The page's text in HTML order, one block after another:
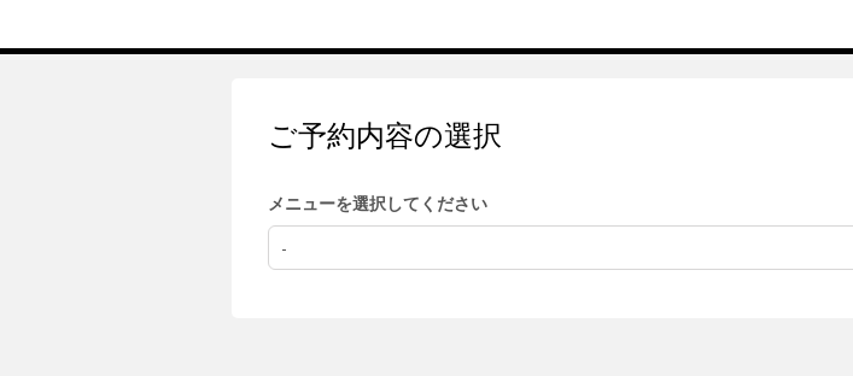
ご予約内容の選択
メニューを選択してください
-